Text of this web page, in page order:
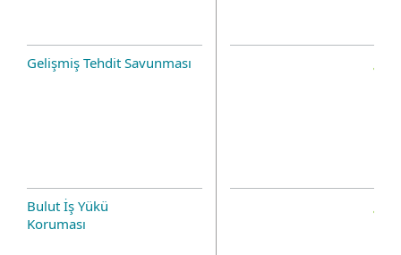
Gelişmiş Tehdit Savunması
Bulut İş Yükü
Koruması